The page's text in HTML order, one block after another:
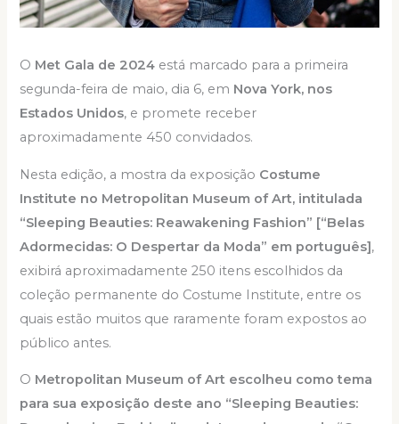
O Met Gala de 2024 está marcado para a primeira
segunda-feira de maio, dia 6, em Nova York, nos
Estados Unidos, e promete receber
aproximadamente 450 convidados.
Nesta edição, a mostra da exposição Costume
Institute no Metropolitan Museum of Art, intitulada
“Sleeping Beauties: Reawakening Fashion” [“Belas
Adormecidas: O Despertar da Moda” em português],
exibirá aproximadamente 250 itens escolhidos da
coleção permanente do Costume Institute, entre os
quais estão muitos que raramente foram expostos ao
público antes.
O Metropolitan Museum of Art escolheu como tema
para sua exposição deste ano “Sleeping Beauties: